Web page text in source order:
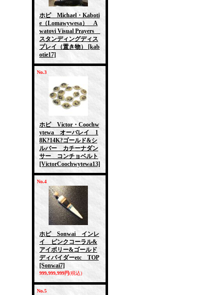
ホピ Michael・Kaboti
e（Lomawywesa） A
watovi Visual Prayers
スタンディングディス
プレイ（置き物）
[kab
otie17]
No.3
ホピ Victor・Coochw
ytewa オーバレイ 1
8K?14K?ゴールド&シ
ルバー カチーナダン
サー コンチョベルト
[VictorCoochwytewa13]
No.4
ホピ Sonwai インレ
イ ピンクコーラル&
アイボリー&ゴールド
ディバイダーetc TOP
[Sonwai7]
999,999,999円(税込)
No.5